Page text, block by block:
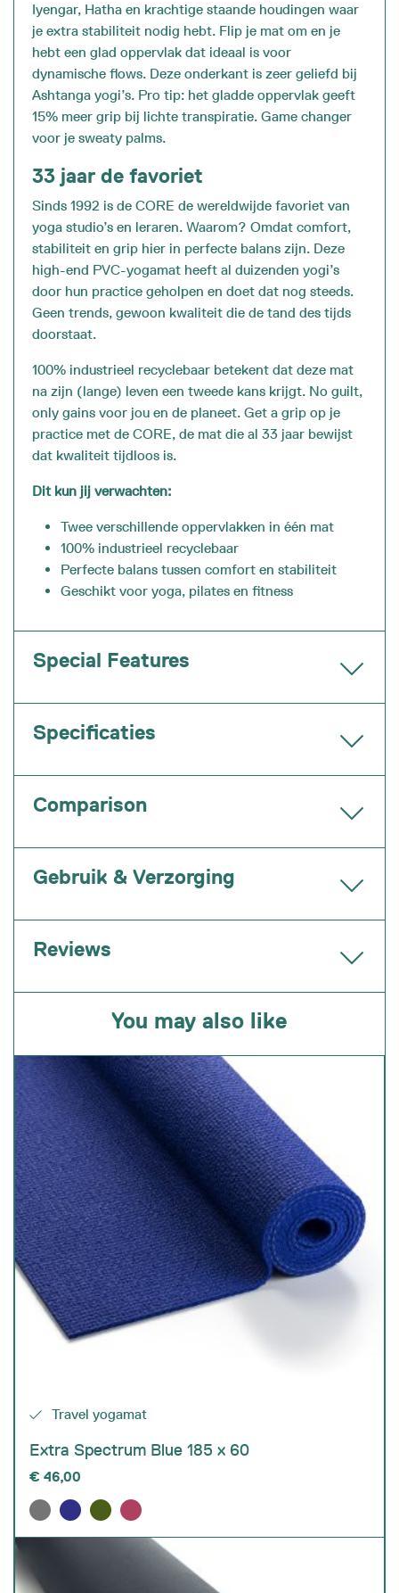
Iyengar, Hatha en krachtige staande houdingen waar
je extra stabiliteit nodig hebt. Flip je mat om en je
hebt een glad oppervlak dat ideaal is voor
dynamische flows. Deze onderkant is zeer geliefd bij
Ashtanga yogi’s. Pro tip: het gladde oppervlak geeft
15% meer grip bij lichte transpiratie. Game changer
voor je sweaty palms.
33 jaar de favoriet
Sinds 1992 is de CORE de wereldwijde favoriet van
yoga studio’s en leraren. Waarom? Omdat comfort,
stabiliteit en grip hier in perfecte balans zijn. Deze
high-end PVC-yogamat heeft al duizenden yogi’s
door hun practice geholpen en doet dat nog steeds.
Geen trends, gewoon kwaliteit die de tand des tijds
doorstaat.
100% industrieel recyclebaar betekent dat deze mat
na zijn (lange) leven een tweede kans krijgt. No guilt,
only gains voor jou en de planeet. Get a grip op je
practice met de CORE, de mat die al 33 jaar bewijst
dat kwaliteit tijdloos is.
Dit kun jij verwachten:
Twee verschillende oppervlakken in één mat
100% industrieel recyclebaar
Perfecte balans tussen comfort en stabiliteit
Geschikt voor yoga, pilates en fitness
Special Features
Specificaties
Comparison
Gebruik & Verzorging
Reviews
You may also like
Travel yogamat
Extra Spectrum Blue 185 x 60
€ 46,00